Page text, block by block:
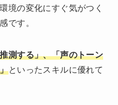
境の変化にすぐ気がつく
です。
測する」、「声のトーン
といったスキルに優れて